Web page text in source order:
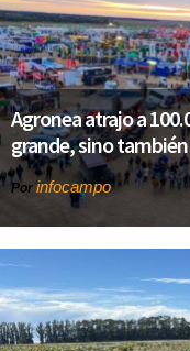
Agronea atrajo a
grande, sino
Por infocampo